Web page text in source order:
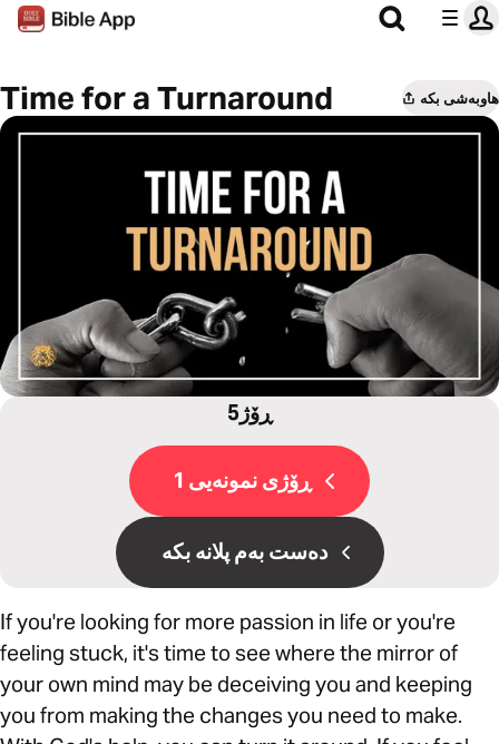
Time for a Turnaround هاوبەشی بکە
5ڕۆژ
ڕۆژی نمونەیی 1
دەست بەم پلانە بکە
If you're looking for more passion in life or you're
feeling stuck, it's time to see where the mirror of
your own mind may be deceiving you and keeping
you from making the changes you need to make.